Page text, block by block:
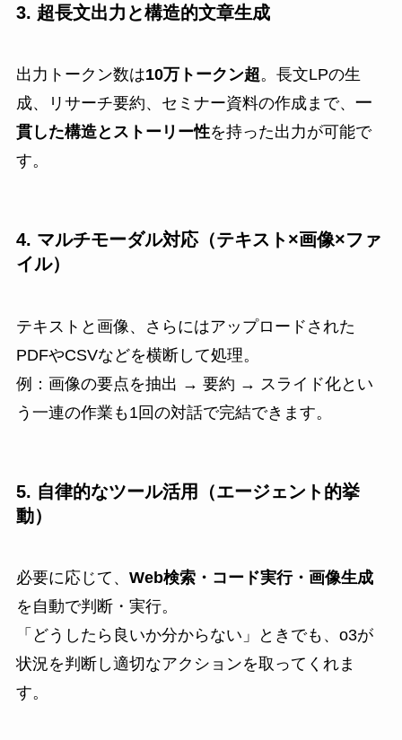
3. 超長文出力と構造的文章生成
出力トークン数は10万トークン超。長文LPの生
成、リサーチ要約、セミナー資料の作成まで、 一
貫した構造とストーリー性を持った出力が可能で
す。
4. マルチモーダル対応（テキスト×画像×ファ
イル）
テキストと画像、さらにはアップロードされた
PDFやCSVなどを横断して処理。
例：画像の要点を抽出 → 要約 → スライド化とい
う一連の作業も1回の対話で完結できます。
5. 自律的なツール活用（エージェント的挙
動）
必要に応じて、 Web検索・コード実行・画像生成
を自動で判断・実行。
「どうしたら良いか分からない」ときでも、o3が
状況を判断し適切なアクションを取ってくれま
す。